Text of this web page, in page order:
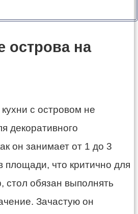
острова на
с островом не
декоративного
он занимает от 1 до 3
площади, что критично для
стол обязан выполнять
Зачастую он